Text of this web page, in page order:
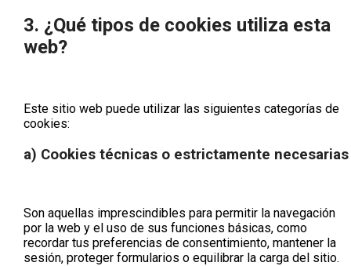
3. ¿Qué tipos de cookies utiliza esta
web?
Este sitio web puede utilizar las siguientes categorías de
cookies:
a) Cookies técnicas o estrictamente necesarias
Son aquellas imprescindibles para permitir la navegación
por la web y el uso de sus funciones básicas, como
recordar tus preferencias de consentimiento, mantener la
sesión, proteger formularios o equilibrar la carga del sitio.